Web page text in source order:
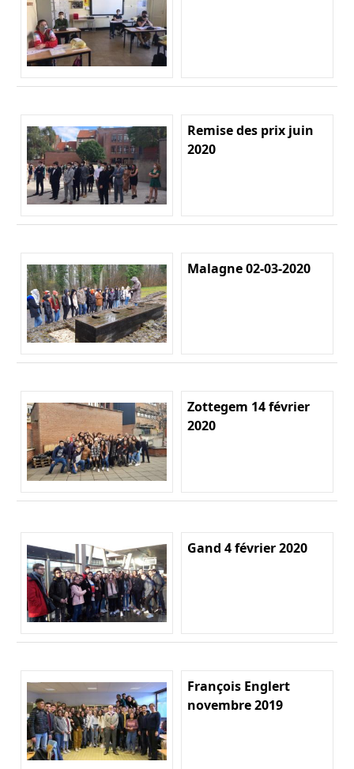
Remise des prix juin
2020
Malagne 02-03-2020
Zottegem 14 février
2020
Gand 4 février 2020
François Englert
novembre 2019